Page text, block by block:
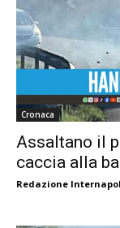
Cronaca
Assaltano il
caccia alla
Redazione